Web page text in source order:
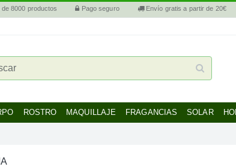
8000 productos Pago seguro Envío gratis a partir de 20€
ROSTRO MAQUILLAJE FRAGANCIAS SOLAR